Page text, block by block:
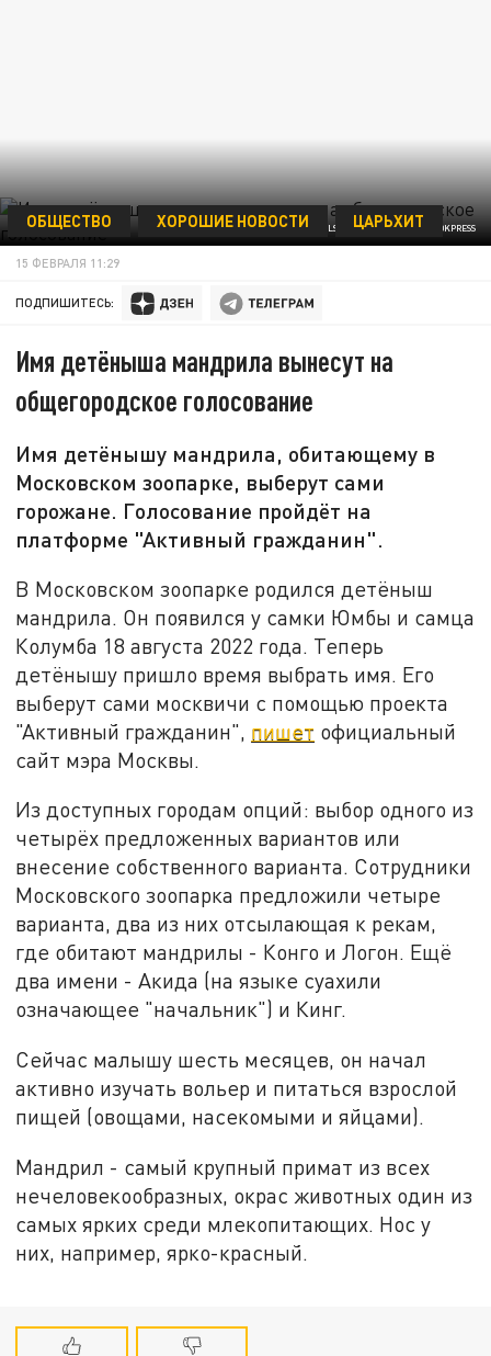
KOMSOMOLSKAYA PRAVDA/GLOBALLOOKPRESS
ОБЩЕСТВО ХОРОШИЕ НОВОСТИ ЦАРЬХИТ
15 ФЕВРАЛЯ 11:29
ПОДПИШИТЕСЬ:
Имя детёныша мандрила вынесут на
общегородское голосование
Имя детёнышу мандрила, обитающему в
Московском зоопарке, выберут сами
горожане. Голосование пройдёт на
платформе "Активный гражданин".
В Московском зоопарке родился детёныш
мандрила. Он появился у самки Юмбы и самца
Колумба 18 августа 2022 года. Теперь
детёнышу пришло время выбрать имя. Его
выберут сами москвичи с помощью проекта
"Активный гражданин", пишет официальный
сайт мэра Москвы.
Из доступных городам опций: выбор одного из
четырёх предложенных вариантов или
внесение собственного варианта. Сотрудники
Московского зоопарка предложили четыре
варианта, два из них отсылающая к рекам,
где обитают мандрилы - Конго и Логон. Ещё
два имени - Акида (на языке суахили
означающее "начальник") и Кинг.
Сейчас малышу шесть месяцев, он начал
активно изучать вольер и питаться взрослой
пищей (овощами, насекомыми и яйцами).
Мандрил - самый крупный примат из всех
нечеловекообразных, окрас животных один из
самых ярких среди млекопитающих. Нос у
них, например, ярко-красный.